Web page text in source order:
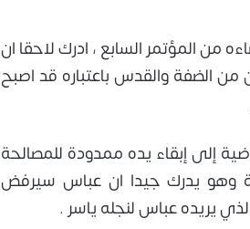
من المؤتمر السابع ، ادرك لاحقا ان
من الضفة والقدس باعتباره قد اصبح
إلى إبقاء يده ممدودة للمصالحة
وهو يدرك جيدا ان عباس سيرفض
يريده عباس لنجله ياسر .